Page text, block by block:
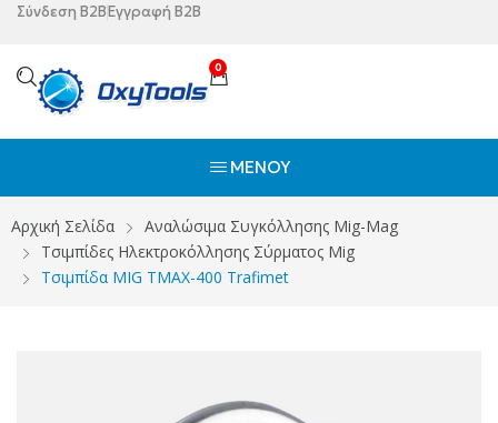
Σύνδεση B2BΕγγραφή B2B
0
ΜΕΝΟΎ
Αρχική Σελίδα
Αναλώσιμα Συγκόλλησης Mig-Mag
Τσιμπίδες Ηλεκτροκόλλησης Σύρματος Mig
Τσιμπίδα MIG TMAX-400 Trafimet